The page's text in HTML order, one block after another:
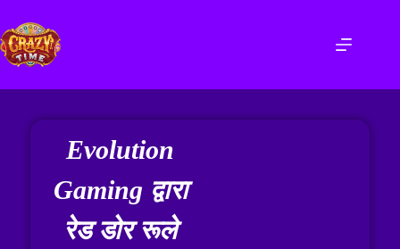
Evolution
Gaming द्वारा
रेड डोर रूले